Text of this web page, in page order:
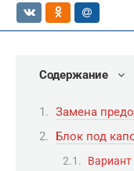
Содержание
Замена
Блок под
Вариант